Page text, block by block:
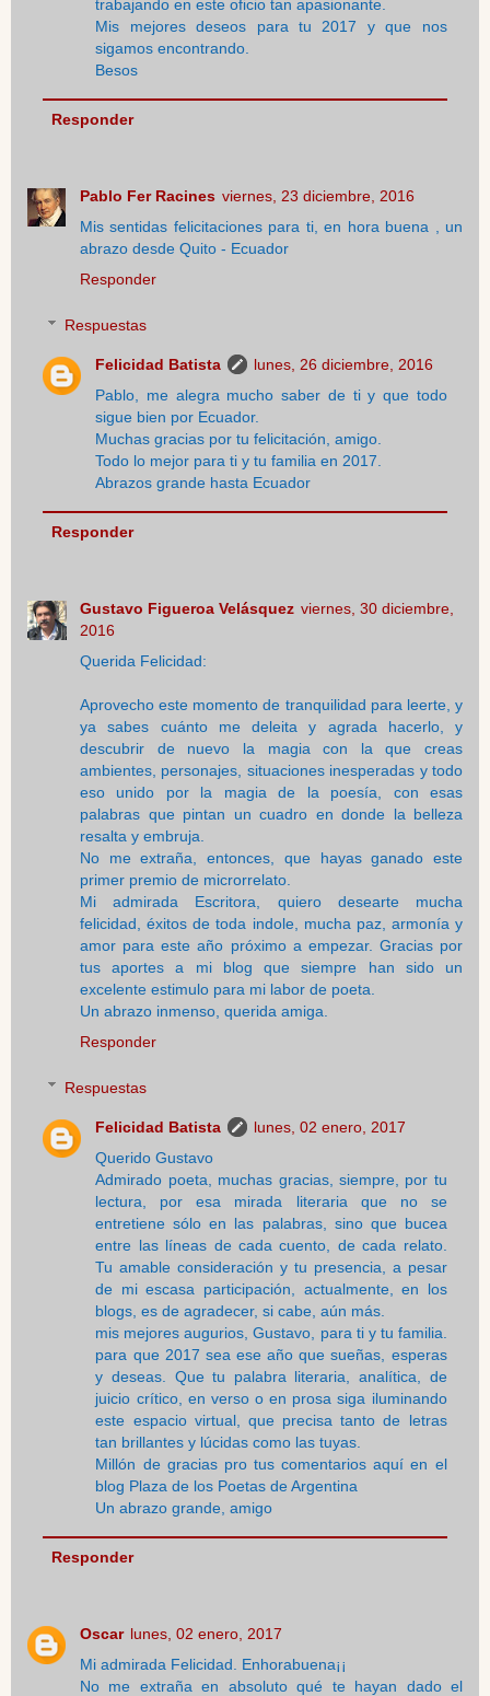
trabajando en este oficio tan apasionante.
Mis mejores deseos para tu 2017 y que nos
sigamos encontrando.
Besos
Responder
Pablo Fer Racines viernes, 23 diciembre, 2016
Mis sentidas felicitaciones para ti, en hora buena , un
abrazo desde Quito - Ecuador
Responder
Respuestas
Felicidad Batista
lunes, 26 diciembre, 2016
Pablo, me alegra mucho saber de ti y que todo
sigue bien por Ecuador.
Muchas gracias por tu felicitación, amigo.
Todo lo mejor para ti y tu familia en 2017.
Abrazos grande hasta Ecuador
Responder
Gustavo Figueroa Velásquez viernes, 30 diciembre,
2016
Querida Felicidad:
Aprovecho este momento de tranquilidad para leerte, y
ya sabes cuánto me deleita y agrada hacerlo, y
descubrir de nuevo la magia con la que creas
ambientes, personajes, situaciones inesperadas y todo
eso unido por la magia de la poesía, con esas
palabras que pintan un cuadro en donde la belleza
resalta y embruja.
No me extraña, entonces, que hayas ganado este
primer premio de microrrelato.
Mi admirada Escritora, quiero desearte mucha
felicidad, éxitos de toda indole, mucha paz, armonía y
amor para este año próximo a empezar. Gracias por
tus aportes a mi blog que siempre han sido un
excelente estimulo para mi labor de poeta.
Un abrazo inmenso, querida amiga.
Responder
Respuestas
Felicidad Batista
lunes, 02 enero, 2017
Querido Gustavo
Admirado poeta, muchas gracias, siempre, por tu
lectura, por esa mirada literaria que no se
entretiene sólo en las palabras, sino que bucea
entre las líneas de cada cuento, de cada relato.
Tu amable consideración y tu presencia, a pesar
de mi escasa participación, actualmente, en los
blogs, es de agradecer, si cabe, aún más.
mis mejores augurios, Gustavo, para ti y tu familia.
para que 2017 sea ese año que sueñas, esperas
y deseas. Que tu palabra literaria, analítica, de
juicio crítico, en verso o en prosa siga iluminando
este espacio virtual, que precisa tanto de letras
tan brillantes y lúcidas como las tuyas.
Millón de gracias pro tus comentarios aquí en el
blog Plaza de los Poetas de Argentina
Un abrazo grande, amigo
Responder
Oscar lunes, 02 enero, 2017
Mi admirada Felicidad. Enhorabuena¡¡
No me extraña en absoluto qué te hayan dado el